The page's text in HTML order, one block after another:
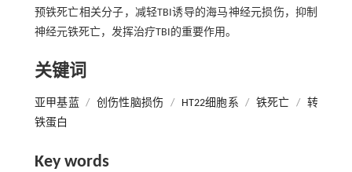
预铁死亡相关分子，减轻TBI诱导的海马神经元损伤，抑制
神经元铁死亡，发挥治疗TBI的重要作用。
关键词
亚甲基蓝 / 创伤性脑损伤 / HT22细胞系 / 铁死亡 / 转
铁蛋白
Key words